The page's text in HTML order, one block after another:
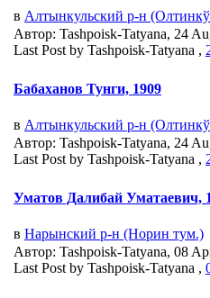
в Алтынкульский р-н
Автор: Tashpoisk-Tatyana, 24
Last Post by Tashpoisk-Tatyana ,
Бабаханов Тунги, 1909
в Алтынкульский р-н
Автор: Tashpoisk-Tatyana, 24
Last Post by Tashpoisk-Tatyana ,
Уматов Далибай Уматаевич,
в Нарынский р-н (Норин тум.)
Автор: Tashpoisk-Tatyana, 08
Last Post by Tashpoisk-Tatyana ,